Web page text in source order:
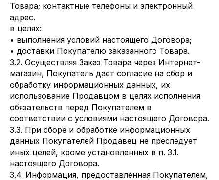
Товара; контактные телефоны и электронный
адрес.
в целях:
• выполнения условий настоящего Договора;
• доставки Покупателю заказанного Товара.
3.2. Осуществляя Заказ Товара через Интернет-
магазин, Покупатель дает согласие на сбор и
обработку информационных данных, их
использование Продавцом в целях исполнения
обязательств перед Покупателем в
соответствии с условиями настоящего Договора.
3.3. При сборе и обработке информационных
данных Покупателей Продавец не преследует
иных целей, кроме установленных в п. 3.1.
настоящего Договора.
3.4. Информация, предоставленная Покупателем,